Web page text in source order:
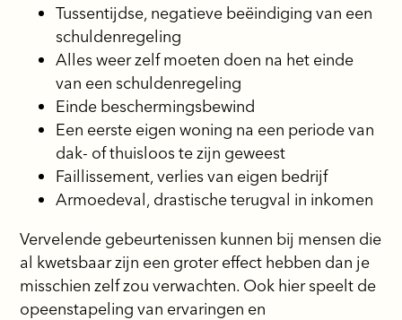
Tussentijdse, negatieve beëindiging van een
schuldenregeling
Alles weer zelf moeten doen na het einde
van een schuldenregeling
Einde beschermingsbewind
Een eerste eigen woning na een periode van
dak- of thuisloos te zijn geweest
Faillissement, verlies van eigen bedrijf
Armoedeval, drastische terugval in inkomen
Vervelende gebeurtenissen kunnen bij mensen die
al kwetsbaar zijn een groter effect hebben dan je
misschien zelf zou verwachten. Ook hier speelt de
opeenstapeling van ervaringen en